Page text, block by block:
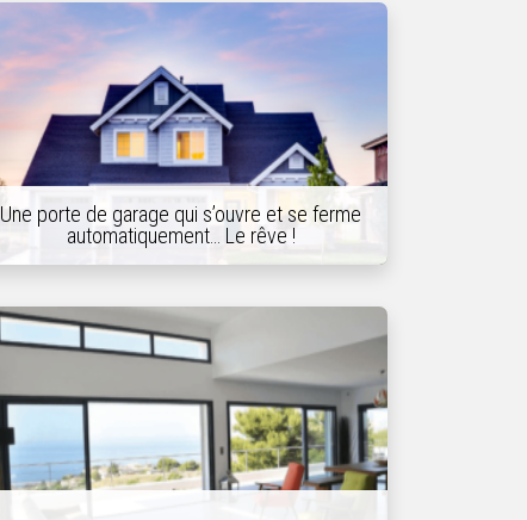
Une porte de garage qui s’ouvre et se ferme
automatiquement… Le rêve !